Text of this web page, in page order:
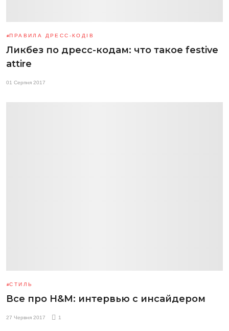
ПРАВИЛА ДРЕСС-КОДІВ
Ликбез по дресс-кодам: что такое festive
attire
01 Серпня 2017
СТИЛЬ
Все про H&M: интервью с инсайдером
27 Червня 2017 1